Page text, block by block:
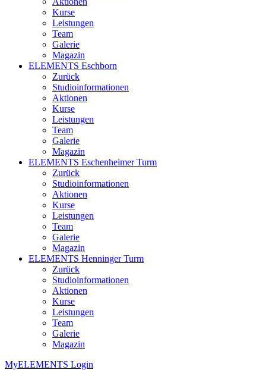
Kurse
Leistungen
Team
Galerie
Magazin
ELEMENTS Eschborn
Zurück
Studioinformationen
Aktionen
Kurse
Leistungen
Team
Galerie
Magazin
ELEMENTS Eschenheimer Turm
Zurück
Studioinformationen
Aktionen
Kurse
Leistungen
Team
Galerie
Magazin
ELEMENTS Henninger Turm
Zurück
Studioinformationen
Aktionen
Kurse
Leistungen
Team
Galerie
Magazin
MyELEMENTS Login